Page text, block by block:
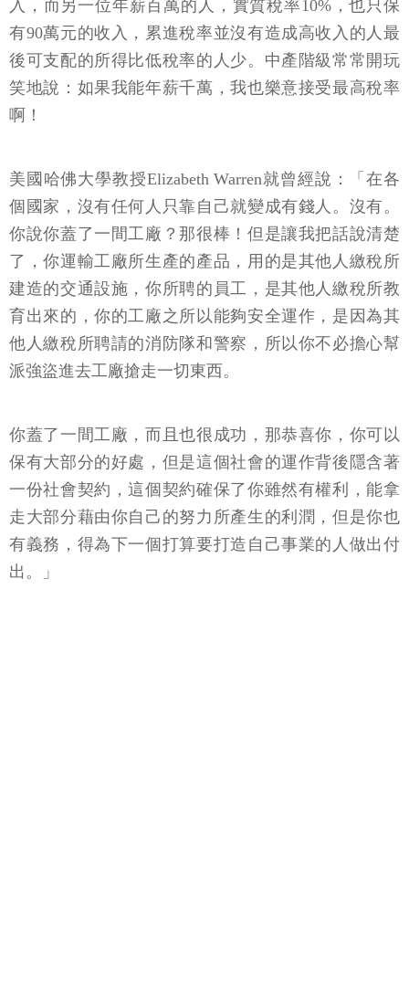
入，而另一位年薪百萬的人，實質稅率10%，也只保
有90萬元的收入，累進稅率並沒有造成高收入的人最
後可支配的所得比低稅率的人少。中產階級常常開玩
笑地說：如果我能年薪千萬，我也樂意接受最高稅率
啊！
美國哈佛大學教授Elizabeth Warren就曾經說：「在各
個國家，沒有任何人只靠自己就變成有錢人。沒有。
你說你蓋了一間工廠？那很棒！但是讓我把話說清楚
了，你運輸工廠所生產的產品，用的是其他人繳稅所
建造的交通設施，你所聘的員工，是其他人繳稅所教
育出來的，你的工廠之所以能夠安全運作，是因為其
他人繳稅所聘請的消防隊和警察，所以你不必擔心幫
派強盜進去工廠搶走一切東西。
你蓋了一間工廠，而且也很成功，那恭喜你，你可以
保有大部分的好處，但是這個社會的運作背後隱含著
一份社會契約，這個契約確保了你雖然有權利，能拿
走大部分藉由你自己的努力所產生的利潤，但是你也
有義務，得為下一個打算要打造自己事業的人做出付
出。」